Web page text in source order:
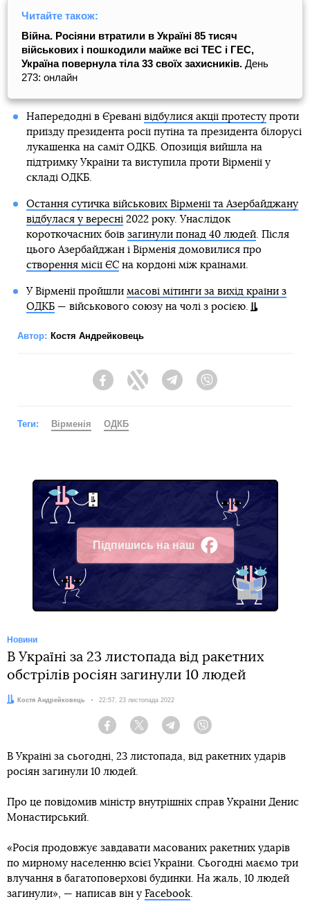
Читайте також:
військових і пошкодили майже всі ТЕС і ГЕС,
Україна повернула тіла 33 своїх захисників.
Напередодні в Єревані відбулися акції протесту
проти
приїзду президента росії путіна та президента білорусі
лукашенка на саміт ОДКБ. Опозиція вийшла на
підтримку України та виступила проти Вірменії у
Остання сутичка військових Вірменії та Азербайджану
відбулася у вересні
короткочасних боїв
загинули понад 40 людей. Після
У Вірменії пройшлимасові мітинги за вихід країни з
ОДКБ— військового союзу на чолі з росією.
Автор: Костя Андрейковець
FacebookTwitter TelegramViber